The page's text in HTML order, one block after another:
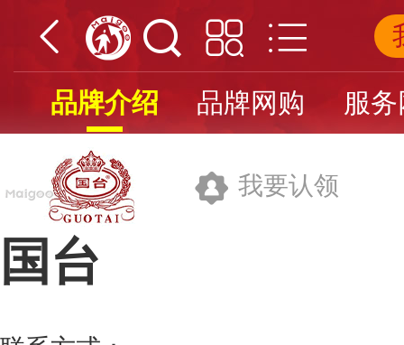
品牌介绍 品牌网购 服
我要认领
国台